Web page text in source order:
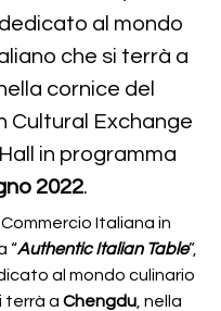
al mondo
che si terrà a
cornice del
Cultural Exchange
in programma
2022.
Italiana in
“Authentic Italian Table”,
al mondo culinario
terrà a Chengdu , nella